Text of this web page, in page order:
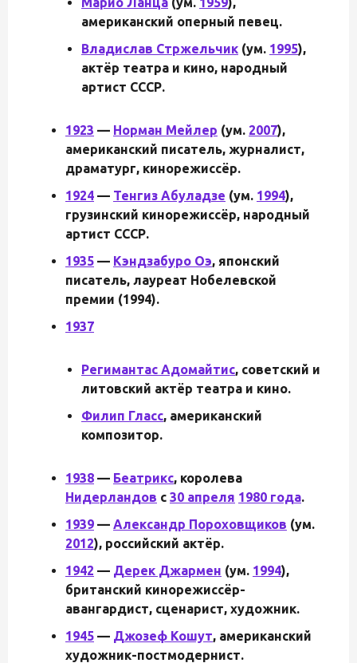
американский оперный певец.
Владислав Стржельчик (ум. 1995),
актёр театра и кино, народный
артист СССР.
1923 — Норман Мейлер (ум. 2007),
американский писатель, журналист,
драматург, кинорежиссёр.
1924 — Тенгиз Абуладзе (ум. 1994),
грузинский кинорежиссёр, народный
артист СССР.
1935 — Кэндзабуро Оэ, японский
писатель, лауреат Нобелевской
премии (1994).
1937
Регимантас Адомайтис, советский и
литовский актёр театра и кино.
Филип Гласс, американский
композитор.
1938 — Беатрикс, королева
Нидерландов c 30 апреля 1980 года.
1939 — Александр Пороховщиков (ум.
2012), российский актёр.
1942 — Дерек Джармен (ум. 1994),
британский кинорежиссёр-
авангардист, сценарист, художник.
1945 — Джозеф Кошут, американский
художник-постмодернист.